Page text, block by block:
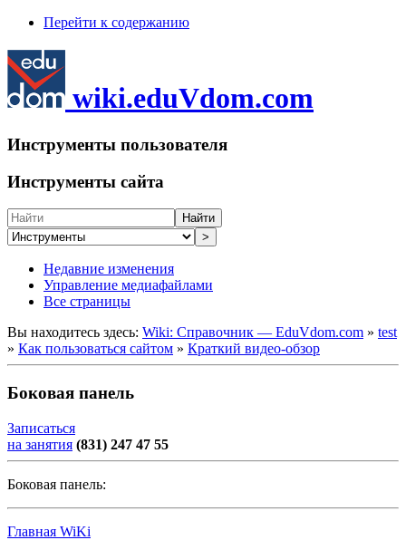
Перейти к содержанию
wiki.eduVdom.com
Инструменты пользователя
Инструменты сайта
Найти
>
Недавние изменения
Управление медиафайлами
Все страницы
Вы находитесь здесь: Wiki: Справочник — EduVdom.com » test
» Как пользоваться сайтом » Краткий видео-обзор
Боковая панель
Записаться
на занятия (831) 247 47 55
Боковая панель:
Главная WiKi